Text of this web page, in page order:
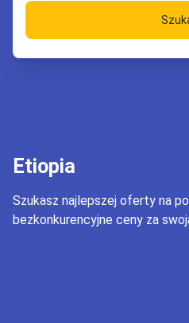
Etiopia
Szukasz najlepszej oferty na
bezkonkurencyjne ceny za